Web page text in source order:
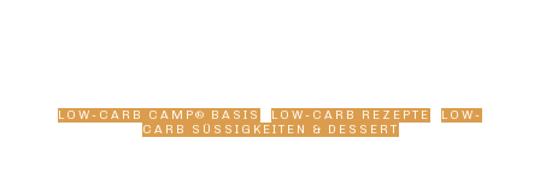
LOW-CARB CAMP® BASIS LOW-CARB REZEPTE
LOW-
CARB SÜSSIGKEITEN & DESSERT